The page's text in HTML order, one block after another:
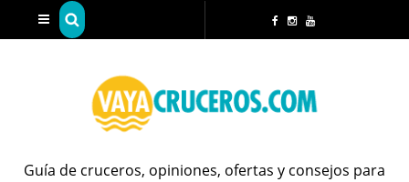
Guía de cruceros, opiniones, ofertas y consejos para